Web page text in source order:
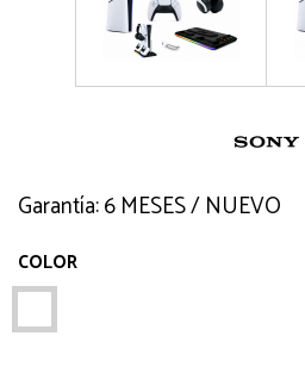
Garantía: 6 MESES / NUEVO
COLOR
BLANCO